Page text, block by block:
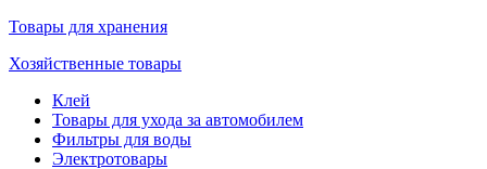
Товары для хранения
Хозяйственные товары
Клей
Товары для ухода за автомобилем
Фильтры для воды
Электротовары